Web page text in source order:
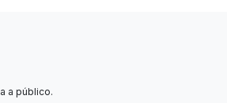
a público.